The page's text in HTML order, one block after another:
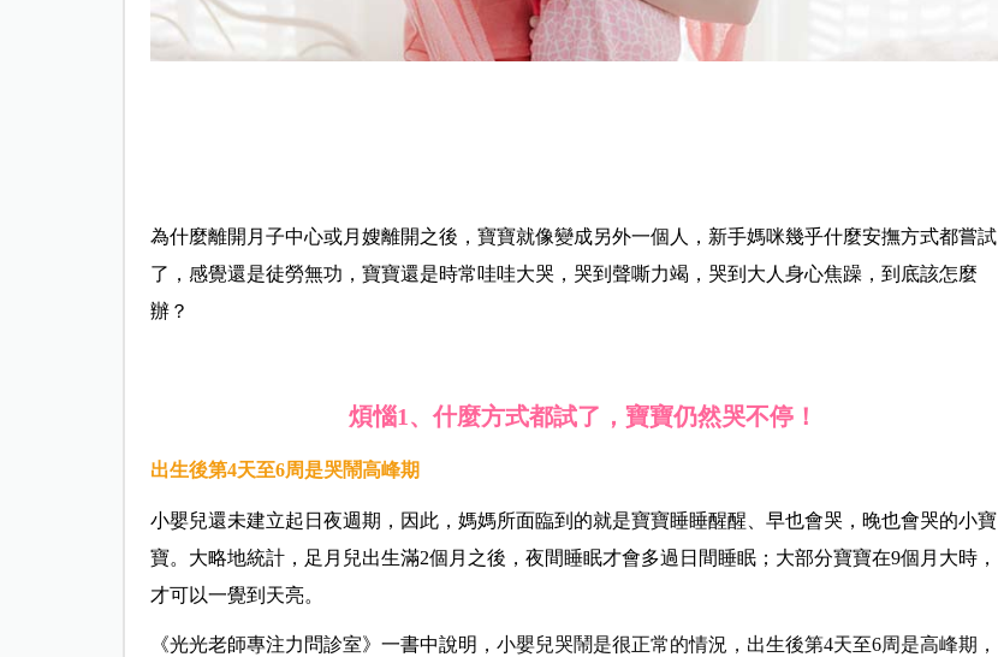
為什麼離開月子中心或月嫂離開之後，寶寶就像變成另外一個人，新手媽咪幾乎什麼安撫方式都嘗試
了，感覺還是徒勞無功，寶寶還是時常哇哇大哭，哭到聲嘶力竭，哭到大人身心焦躁，到底該怎麼
辦？
煩惱1、什麼方式都試了，寶寶仍然哭不停！
出生後第4天至6周是哭鬧高峰期
小嬰兒還未建立起日夜週期，因此，媽媽所面臨到的就是寶寶睡睡醒醒、早也會哭，晚也會哭的小寶
寶。大略地統計，足月兒出生滿2個月之後，夜間睡眠才會多過日間睡眠；大部分寶寶在9個月大時，
才可以一覺到天亮。
《光光老師專注力問診室》一書中說明， 小嬰兒哭鬧是很正常的情況，出生後第4天至6周是高峰期，